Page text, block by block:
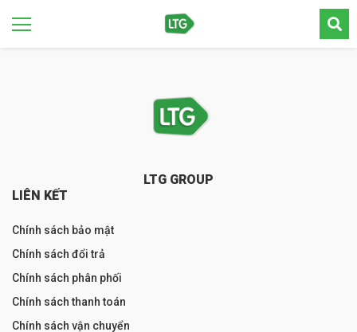
LTG GROUP
LIÊN KẾT
Chính sách bảo mật
Chính sách đổi trả
Chính sách phân phối
Chính sách thanh toán
Chính sách vận chuyển